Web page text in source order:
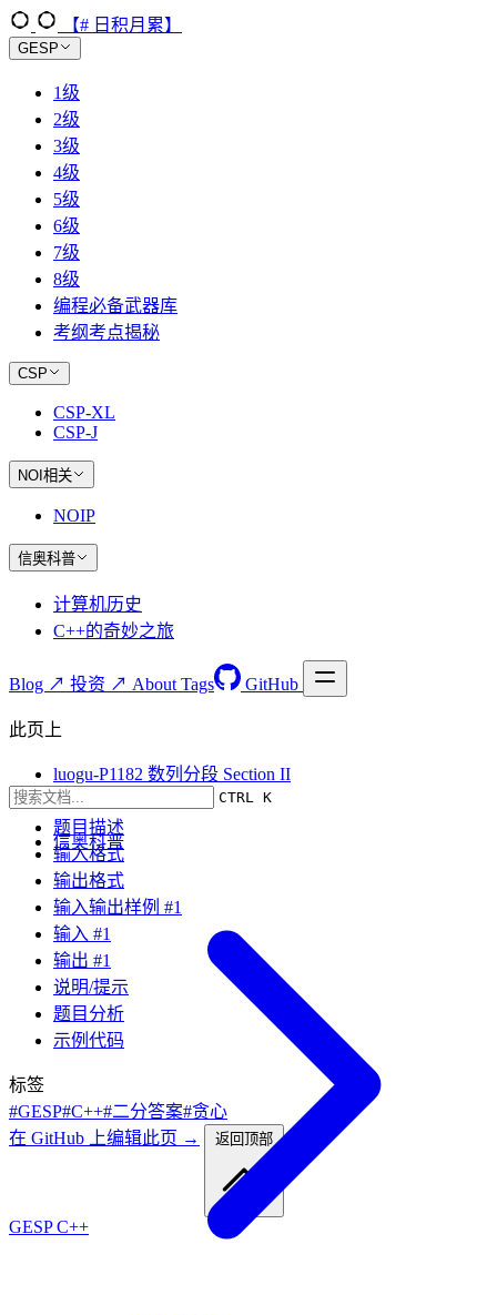
【# 日积月累】
GESP
1级
2级
3级
4级
5级
6级
7级
8级
编程必备武器库
考纲考点揭秘
CSP
CSP-XL
CSP-J
NOI相关
NOIP
信奥科普
计算机历史
C++的奇妙之旅
Blog ↗ 投资 ↗ About Tags GitHub
CTRL K
信奥科普
此页上
luogu-P1182 数列分段 Section II
题目要求
题目描述
输入格式
输出格式
输入输出样例 #1
输入 #1
输出 #1
说明/提示
题目分析
示例代码
标签
#GESP#C++#二分答案#贪心
在 GitHub 上编辑此页 →
返回顶部
GESP C++